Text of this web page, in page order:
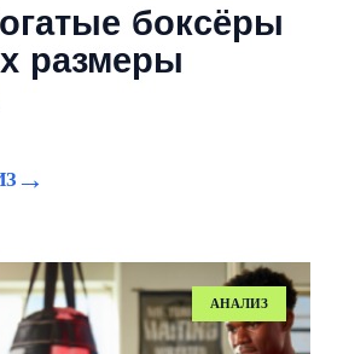
боксёры
размеры